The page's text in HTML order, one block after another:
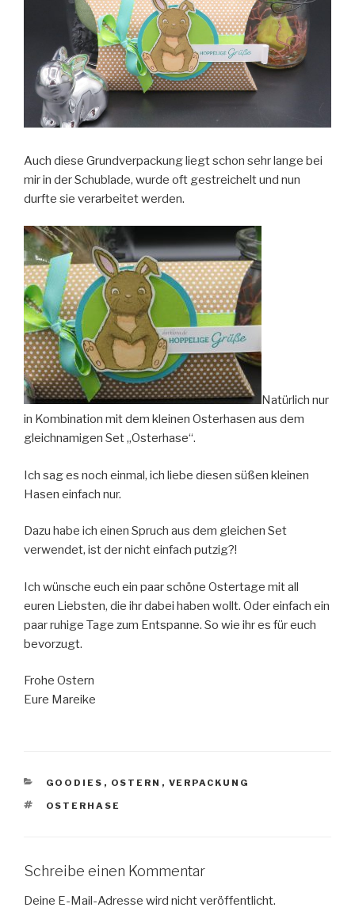
Auch diese Grundverpackung liegt schon sehr lange bei
mir in der Schublade, wurde oft gestreichelt und nun
durfte sie verarbeitet werden.
Natürlich nur
in Kombination mit dem kleinen Osterhasen aus dem
gleichnamigen Set „Osterhase“.
Ich sag es noch einmal, ich liebe diesen süßen kleinen
Hasen einfach nur.
Dazu habe ich einen Spruch aus dem gleichen Set
verwendet, ist der nicht einfach putzig?!
Ich wünsche euch ein paar schöne Ostertage mit all
euren Liebsten, die ihr dabei haben wollt. Oder einfach ein
paar ruhige Tage zum Entspanne. So wie ihr es für euch
bevorzugt.
Frohe Ostern
Eure Mareike
KATEGORIEN
GOODIES , OSTERN , VERPACKUNG
SCHLAGWÖRTER
OSTERHASE
Schreibe einen Kommentar
Deine E-Mail-Adresse wird nicht veröffentlicht.